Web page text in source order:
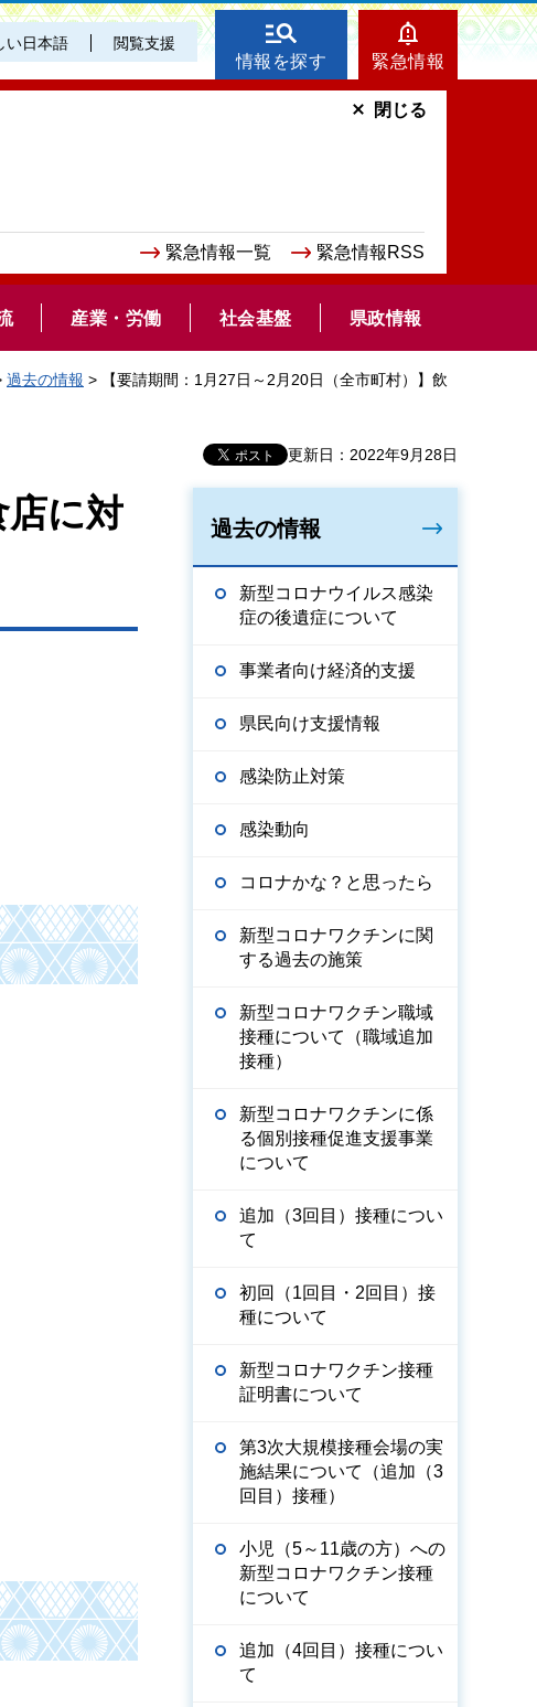
い日本語 閲覧支援
情報を探す 緊急情報
緊急情報一覧 緊急情報RSS
閉じる
産業・労働 社会基盤 県政情報
過去の情報 > 【要請期間：1月27日～2月20日（全市町村）】飲
更新日：2022年9月28日
店に対
過去の情報
新型コロナウイルス感染
症の後遺症について
事業者向け経済的支援
県民向け支援情報
感染防止対策
感染動向
コロナかな？と思ったら
新型コロナワクチンに関
する過去の施策
新型コロナワクチン職域
接種について（職域追加
接種）
新型コロナワクチンに係
る個別接種促進支援事業
について
追加（3回目）接種につい
て
初回（1回目・2回目）接
種について
新型コロナワクチン接種
証明書について
第3次大規模接種会場の実
施結果について（追加（3
回目）接種）
小児（5～11歳の方）への
新型コロナワクチン接種
について
追加（4回目）接種につい
て